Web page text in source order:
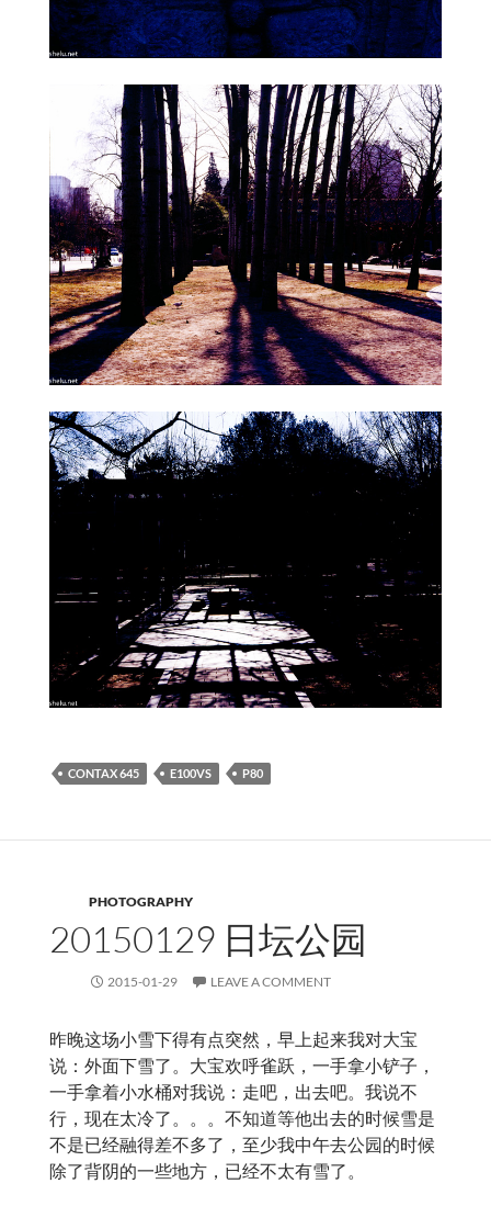
CONTAX 645 E100VS P80
PHOTOGRAPHY
20150129 日坛公园
2015-01-29 LEAVE A COMMENT
昨晚这场小雪下得有点突然，早上起来我对大宝
说：外面下雪了。大宝欢呼雀跃，一手拿小铲子，
一手拿着小水桶对我说：走吧，出去吧。我说不
行，现在太冷了。。。不知道等他出去的时候雪是
不是已经融得差不多了，至少我中午去公园的时候
除了背阴的一些地方，已经不太有雪了。